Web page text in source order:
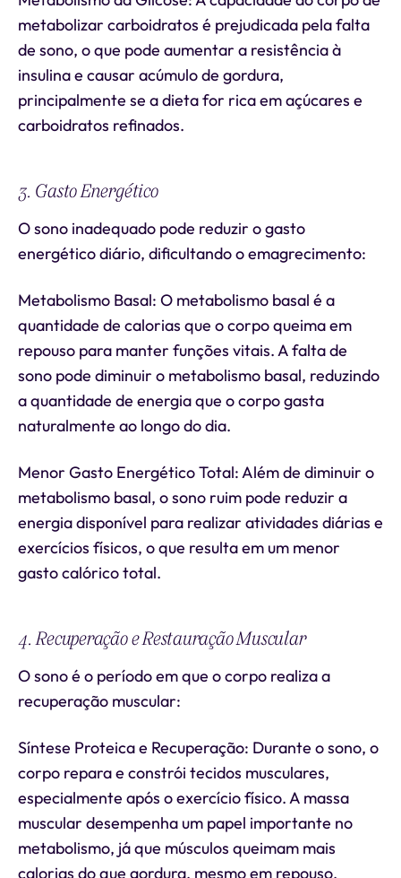
metabolizar carboidratos é prejudicada pela falta
de sono, o que pode aumentar a resistência à
insulina e causar acúmulo de gordura,
principalmente se a dieta for rica em açúcares e
carboidratos refinados.
3. Gasto Energético
O sono inadequado pode reduzir o gasto
energético diário, dificultando o emagrecimento:
Metabolismo Basal: O metabolismo basal é a
quantidade de calorias que o corpo queima em
repouso para manter funções vitais. A falta de
sono pode diminuir o metabolismo basal, reduzindo
a quantidade de energia que o corpo gasta
naturalmente ao longo do dia.
Menor Gasto Energético Total: Além de diminuir o
metabolismo basal, o sono ruim pode reduzir a
energia disponível para realizar atividades diárias e
exercícios físicos, o que resulta em um menor
gasto calórico total.
4. Recuperação e Restauração Muscular
O sono é o período em que o corpo realiza a
recuperação muscular:
Síntese Proteica e Recuperação: Durante o sono, o
corpo repara e constrói tecidos musculares,
especialmente após o exercício físico. A massa
muscular desempenha um papel importante no
metabolismo, já que músculos queimam mais
calorias do que gordura, mesmo em repouso.